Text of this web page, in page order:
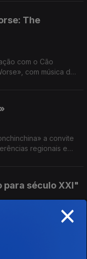
The
com o Cão
com música de
a convite
regionais e
para século XXI"
usada no
Carminho para dar
especial.
×